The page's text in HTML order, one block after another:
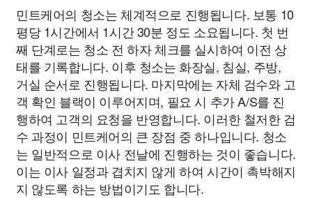
민트케어의 청소는 체계적으로 진행됩니다. 보통 10
평당 1시간에서 1시간 30분 정도 소요됩니다. 첫 번
째 단계로는 청소 전 하자 체크를 실시하여 이전 상
태를 기록합니다. 이후 청소는 화장실, 침실, 주방,
거실 순서로 진행됩니다. 마지막에는 자체 검수와 고
객 확인 블랙이 이루어지며, 필요 시 추가 A/S를 진
행하여 고객의 요청을 반영합니다. 이러한 철저한 검
수 과정이 민트케어의 큰 장점 중 하나입니다. 청소
는 일반적으로 이사 전날에 진행하는 것이 좋습니다.
이는 이사 일정과 겹치지 않게 하여 시간이 촉박해지
지 않도록 하는 방법이기도 합니다.